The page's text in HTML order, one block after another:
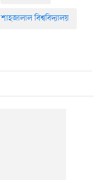
শাহজালাল বিশ্ববিদ্যালয়